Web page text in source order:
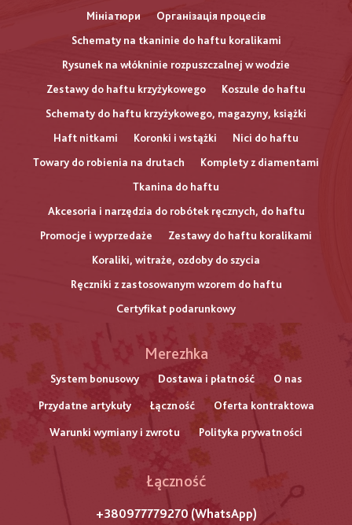
Мініатюри
Організація процесів
Schematy na tkaninie do haftu koralikami
Rysunek na włókninie rozpuszczalnej w wodzie
Zestawy do haftu krzyżykowego
Koszule do haftu
Schematy do haftu krzyżykowego, magazyny, książki
Haft nitkami
Koronki i wstążki
Nici do haftu
Towary do robienia na drutach
Komplety z diamentami
Tkanina do haftu
Akcesoria i narzędzia do robótek ręcznych, do haftu
Promocje i wyprzedaże
Zestawy do haftu koralikami
Koraliki, witraże, ozdoby do szycia
Ręczniki z zastosowanym wzorem do haftu
Certyfikat podarunkowy
нижнього
колонтитулу
Merezhka
System bonusowy Dostawa i płatność O nas
Przydatne artykuły Łączność Oferta kontraktowa
Warunki wymiany i zwrotu Polityka prywatności
Łączność
+380977779270 (WhatsApp)